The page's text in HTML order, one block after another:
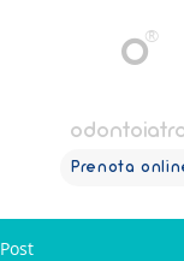
O
Prenota
®
Post